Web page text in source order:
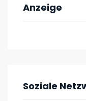
Anzeige
Soziale